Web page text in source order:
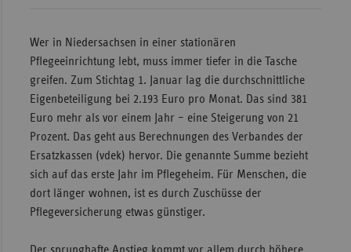
Wer in Niedersachsen in einer stationären
Pflegeeinrichtung lebt, muss immer tiefer in die Tasche
greifen. Zum Stichtag 1. Januar lag die durchschnittliche
Eigenbeteiligung bei 2.193 Euro pro Monat. Das sind 381
Euro mehr als vor einem Jahr – eine Steigerung von 21
Prozent. Das geht aus Berechnungen des Verbandes der
Ersatzkassen (vdek) hervor. Die genannte Summe bezieht
sich auf das erste Jahr im Pflegeheim. Für Menschen, die
dort länger wohnen, ist es durch Zuschüsse der
Pflegeversicherung etwas günstiger.